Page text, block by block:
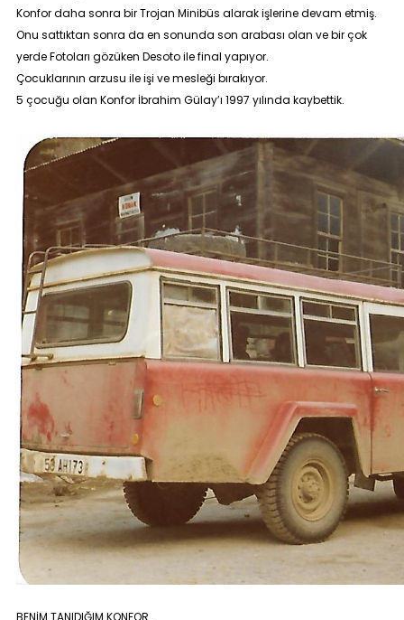
Konfor daha sonra bir Trojan Minibüs alarak işlerine devam etmiş.
Onu sattıktan sonra da en sonunda son arabası olan ve bir çok
yerde Fotoları gözüken Desoto ile final yapıyor.
Çocuklarının arzusu ile işi ve mesleği bırakıyor.
5 çocuğu olan Konfor İbrahim Gülay’ı 1997 yılında kaybettik.
BENİM TANIDIĞIM KONFOR…